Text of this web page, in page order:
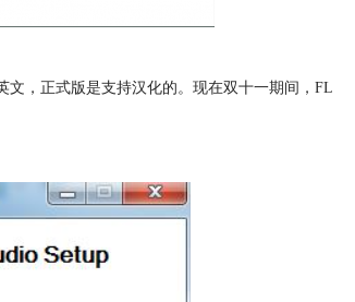
文，正式版是支持汉化的。现在双十一期间，FL